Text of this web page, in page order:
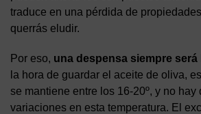
traduce en una pérdida de
querrás eludir.
Por eso, una despensa siempre
la hora de guardar el aceite de oliva,
se mantiene entre los 16-20º, y no hay
variaciones en esta temperatura. El